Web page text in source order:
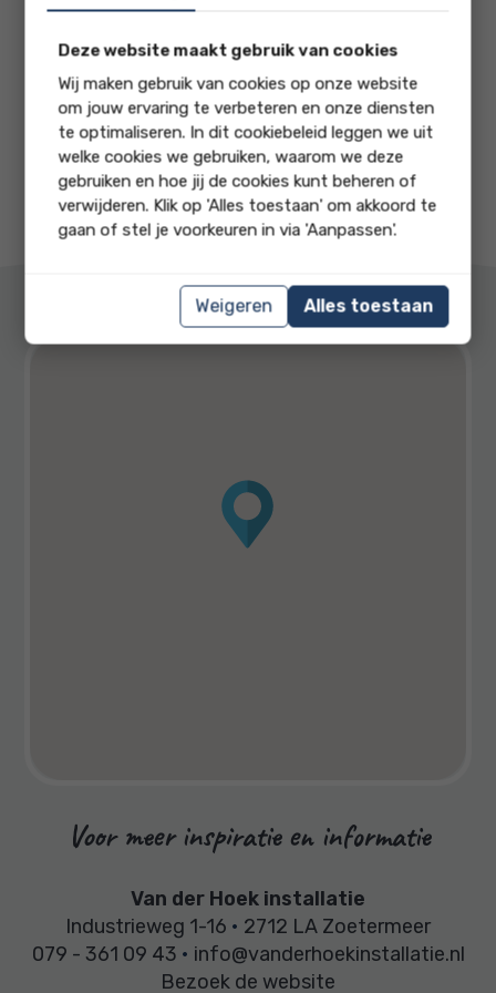
zonder loze beloftes maar met eerlijke en duidelijke
loodgieterswerkzaamheden met als specialisatie
lekdetectie inclusief uitgebreid rapportage en advies.
Gedetailleerd rapport
Kwalitatief onderscheidend
Uw probleem dezelfde dag nog opgelost
Voor meer inspiratie en informatie
Van der Hoek installatie
Industrieweg 1-16 • 2712 LA Zoetermeer
079 - 361 09 43 • info@vanderhoekinstallatie.nl
Bezoek de website
Deze website maakt gebruik van cookies
Wij maken gebruik van cookies op onze website
om jouw ervaring te verbeteren en onze diensten
te optimaliseren. In dit cookiebeleid leggen we uit
welke cookies we gebruiken, waarom we deze
gebruiken en hoe jij de cookies kunt beheren of
verwijderen. Klik op 'Alles toestaan' om akkoord te
gaan of stel je voorkeuren in via 'Aanpassen'.
Weigeren Alles toestaan